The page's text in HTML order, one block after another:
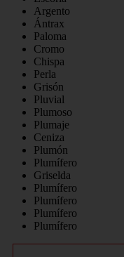
Argento
Ántrax
Paloma
Cromo
Chispa
Perla
Grisón
Pluvial
Plumoso
Plumaje
Ceniza
Plumón
Plumífero
Griselda
Plumífero
Plumífero
Plumífero
Plumífero